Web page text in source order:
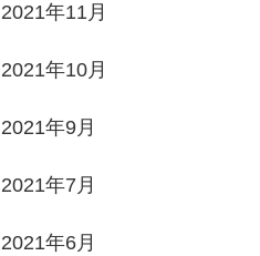
2021年11月
2021年10月
2021年9月
2021年7月
2021年6月